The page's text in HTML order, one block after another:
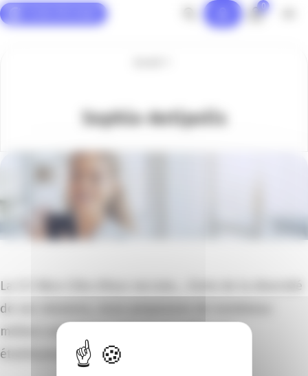
0
Sophia-Antipolis
La CCI Nice Côte d'Azur recrute... Forte de la diversité
de ses missions, nous proposons de nombreux
métiers exercés au sein de nos différents
établissements.
Panneau de gestion des cookies